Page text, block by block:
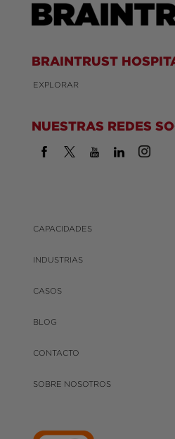
BRAINTRUST
EXPLORAR
NUESTRAS REDES
CAPACIDADES
INDUSTRIAS
CASOS
BLOG
CONTACTO
SOBRE NOSOTROS